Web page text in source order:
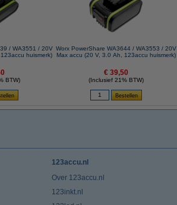
/ WA3551 / 20V
huismerk)
BTW)
Worx PowerShare WA3644 / WA3553 / 20V
Max accu (20 V, 3.0 Ah, 123accu huismerk)
€ 39,50
(Inclusief 21% BTW)
123accu.nl
Over 123accu.nl
123inkt.nl